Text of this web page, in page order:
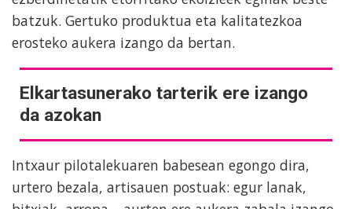
batzuk. Gertuko produktua eta kalitatezkoa
erosteko aukera izango da bertan.
Elkartasunerako tarterik ere izango
da azokan
Intxaur pilotalekuaren babesean egongo dira,
urtero bezala, artisauen postuak: egur lanak,